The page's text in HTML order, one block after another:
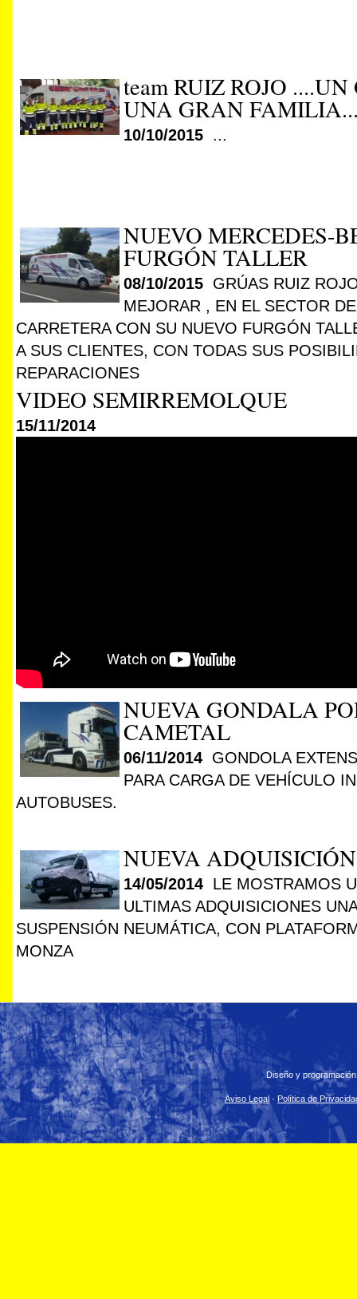
team RUIZ ROJO
UNA GRAN
10/10/2015 ...
NUEVO MERCEDES-
FURGÓN TALLER
08/10/2015 GRÚAS RUIZ
MEJORAR , EN EL SECTOR
CARRETERA CON SU NUEVO FURGÓN
A SUS CLIENTES, CON TODAS SUS
REPARACIONES
VIDEO SEMIRREMOLQUE
15/11/2014
NUEVA GONDALA
CAMETAL
06/11/2014 GONDOLA
PARA CARGA DE VEHÍCULO
AUTOBUSES.
NUEVA
14/05/2014 LE MOSTRAMOS
ULTIMAS ADQUISICIONES
SUSPENSIÓN NEUMÁTICA, CON
MONZA
Diseño y
Aviso Legal · Política de